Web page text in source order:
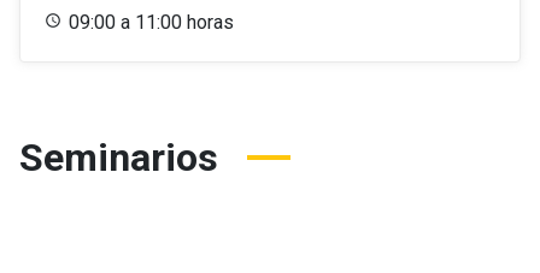
09:00 a 11:00 horas
Seminarios